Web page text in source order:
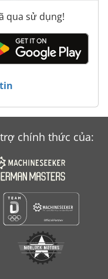
qua sử dụng!
chính thức của: